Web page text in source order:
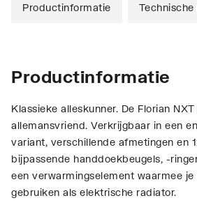
Productinformatie
Productinformatie
Klassieke alleskunner. De Florian
allemansvriend. Verkrijgbaar in een
variant, verschillende afmetingen en
bijpassende handdoekbeugels, -
een verwarmingselement waarmee
gebruiken als elektrische radiator.